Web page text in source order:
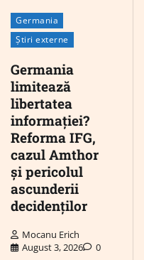
Germania
Știri externe
Germania
limitează
libertatea
informației?
Reforma IFG,
cazul Amthor
și pericolul
ascunderii
decidenților
Mocanu Erich
August 3, 2026
0